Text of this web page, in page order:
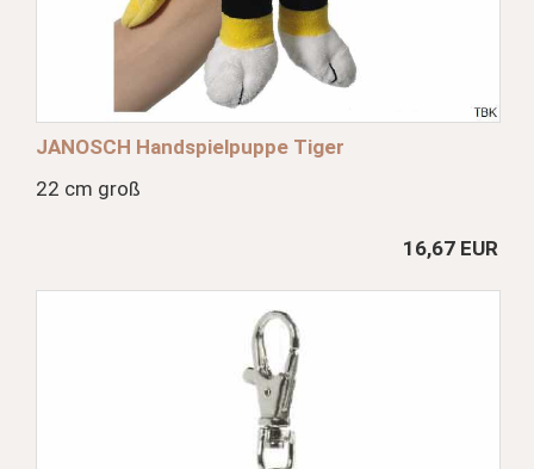
JANOSCH Handspielpuppe Tiger
22 cm groß
16,67 EUR